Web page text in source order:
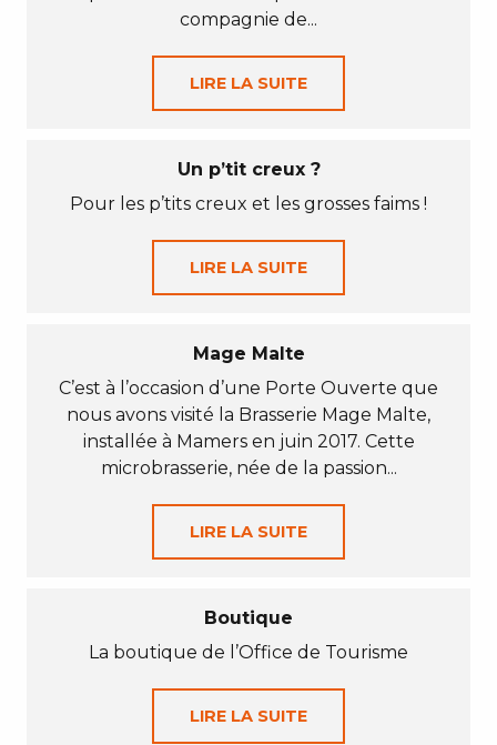
compagnie de...
LIRE LA SUITE
Un p’tit creux ?
Pour les p’tits creux et les grosses faims !
LIRE LA SUITE
Mage Malte
C’est à l’occasion d’une Porte Ouverte que
nous avons visité la Brasserie Mage Malte,
installée à Mamers en juin 2017. Cette
microbrasserie, née de la passion...
LIRE LA SUITE
Boutique
La boutique de l’Office de Tourisme
LIRE LA SUITE